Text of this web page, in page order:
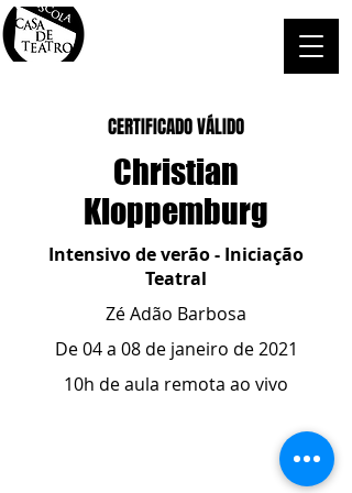
CERTIFICADO VÁLIDO
Christian
Kloppemburg
Intensivo de verão - Iniciação
Teatral
Zé Adão Barbosa
De 04 a 08 de janeiro de 2021
10h de aula remota ao vivo
ESCOLA CASA DE TEATRO
- whatsapp